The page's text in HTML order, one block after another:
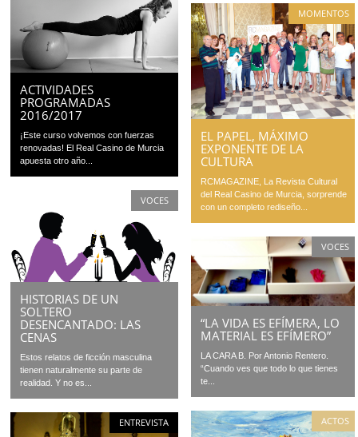
ACTIVIDADES
PROGRAMADAS
2016/2017
¡Este curso volvemos con fuerzas
renovadas! El Real Casino de Murcia
apuesta otro año...
MOMENTOS
EL PAPEL, MÁXIMO
EXPONENTE DE LA
CULTURA
RCMAGAZINE, La Revista Cultural
del Real Casino de Murcia, sorprende
con un completo rediseño...
VOCES
HISTORIAS DE UN
SOLTERO
DESENCANTADO: LAS
CENAS
Estos relatos de ficción masculina
tienen naturalmente su parte de
realidad. Y no es...
VOCES
“LA VIDA ES EFÍMERA, LO
MATERIAL ES EFÍMERO”
LA CARA B. Por Antonio Rentero.
“Cuando ves que todo lo que tienes
te...
ACTOS
ENTREVISTA